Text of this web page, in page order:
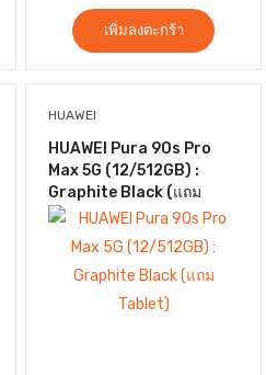
เพิ่มลงตะกร้า
HUAWEI
HUAWEI Pura 90s Pro
Max 5G (12/512GB) :
Graphite Black (แถม
Tablet)